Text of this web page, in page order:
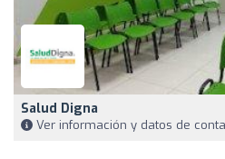
Salud Digna
Ver información y datos de